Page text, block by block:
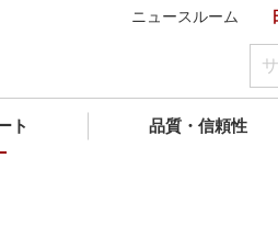
ニュースルーム
ト 品質・信頼性